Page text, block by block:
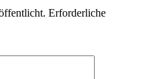
Erforderliche